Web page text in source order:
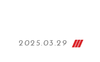
2025.03.29